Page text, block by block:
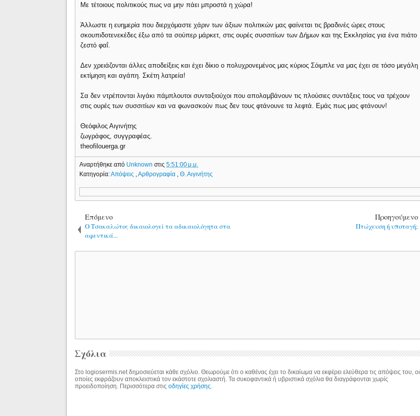
Με τέτοιους πολιτικούς πως να μην πάει μπροστά η χώρα!
Άλλωστε η ευημερία που διερχόμαστε χάριν των άξιων πολιτικών μας φαίνεται τις βραδινές ώρες στους
σκουπιδοτενεκέδες έξω από τα σούπερ μάρκετ, στις ουρές συσσιτίων των Δήμων και της Εκκλησίας για ένα πιάτο
ζεστό φαΐ.
Δεν χρειάζονται άλλες αποδείξεις και έχει δίκιο ο πολυχρονεμένος μας κύριος Σόιμπλε να μας έχει σε τόσο μεγάλη
εκτίμηση και αγάπη. Σκέτη λατρεία!
Σα δεν ντρέπονται λιγάκι πάμπλουτοι συνταξιούχοι που απολαμβάνουν τις πλούσιες συντάξεις τους να τρέχουν
στις ουρές των συσσιτίων και να φωνασκούν πως δεν τους φτάνουνε τα λεφτά. Εμάς πως μας φτάνουν!
Θεόφιλος Αιγινήτης
ζωγράφος, συγγραφέας.
theofilouerga.gr
Αναρτήθηκε από Unknownστις5:51:00 μ.μ.
Κατηγορία:Απόψεις ,Αρθρογραφία ,Θ. Αιγινήτης
Επόμενο
Ο Τσακαλώτος δικαιολογεί τα αδικαιολόγητα στα
αφεντικά...
Προηγούμενο
Πτώχευση ή υποταγή;
Σχόλια
Στο logiosermis.net δημοσιεύεται κάθε σχόλιο. Θεωρούμε ότι ο καθένας έχει το δικαίωμα να εκφέρει ελεύθερα τις απόψεις του, οι
οποίες εκφράζουν αποκλειστικά τον εκάστοτε σχολιαστή. Τα συκοφαντικά ή υβριστικά σχόλια θα διαγράφονται χωρίς
προειδοποίηση. Περισσότερα στιςοδηγίες χρήσης